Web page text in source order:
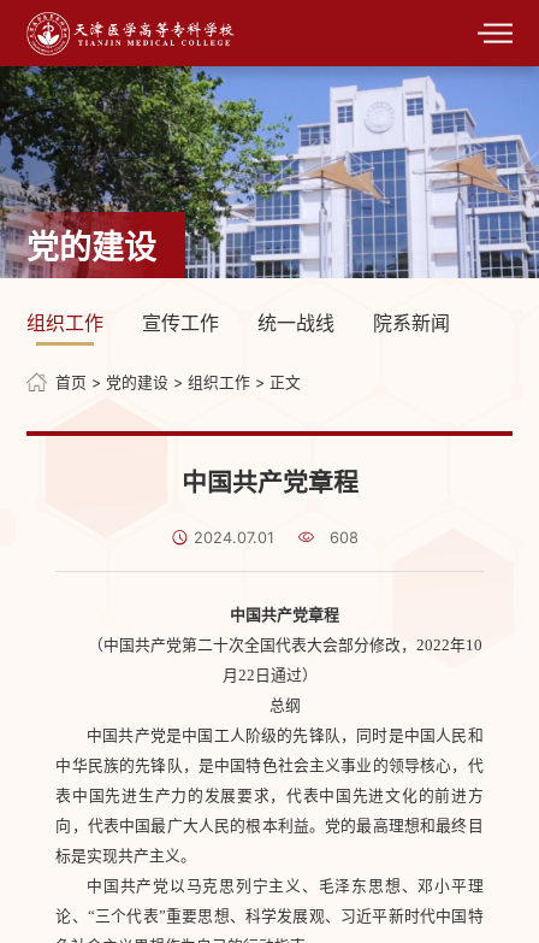
党的建设
组织工作 宣传工作 统一战线 院系新闻
首页 > 党的建设 >组织工作 > 正文
中国共产党章程
2024.07.01 608
中国共产党章程
（中国共产党第二十次全国代表大会部分修改，2022年10
月22日通过）
总纲
中国共产党是中国工人阶级的先锋队，同时是中国人民和
中华民族的先锋队，是中国特色社会主义事业的领导核心，代
表中国先进生产力的发展要求，代表中国先进文化的前进方
向，代表中国最广大人民的根本利益。党的最高理想和最终目
标是实现共产主义。
中国共产党以马克思列宁主义、毛泽东思想、邓小平理
论、“三个代表”重要思想、科学发展观、习近平新时代中国特